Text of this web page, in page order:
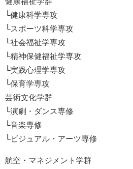
└健康科学専攻
└スポーツ科学専攻
└社会福祉学専攻
└精神保健福祉学専攻
└実践心理学専攻
└保育学専攻
芸術文化学群
└演劇・ダンス専修
└音楽専修
└ビジュアル・アーツ専修
航空・マネジメント学群